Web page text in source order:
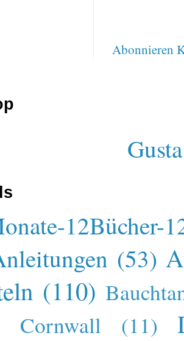
Abonnieren
12Bücher-
(53)
(110)
Cornwall (11)